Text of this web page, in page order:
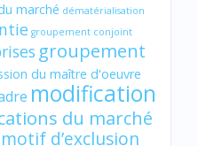
marché dématérialisation
groupement conjoint
groupement
du maître d'oeuvre
modification
du marché
motif d’exclusion